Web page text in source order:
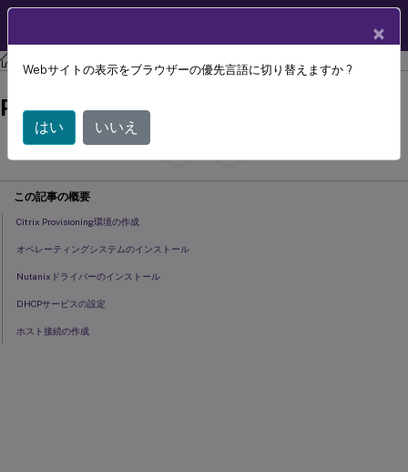
Citrix Provisioning Citrix Provisioning 2402 LTSR
Nutanix on AWSでのCitrix
Provisioning
July 29, 2024
C
この記事の概要
Citrix Provisioning環境の作成
オペレーティングシステムのインストール
Nutanixドライバーのインストール
DHCPサービスの設定
ホスト接続の作成
×
Webサイトの表示をブラウザーの優先言語に切り替えますか ?
はい いいえ